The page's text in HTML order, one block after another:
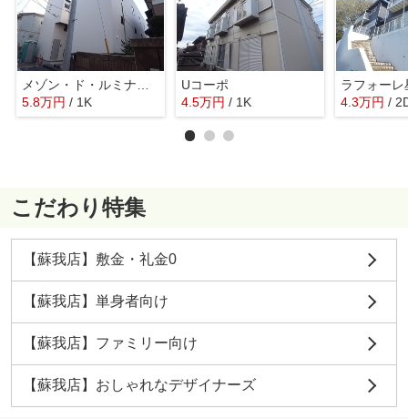
メゾン・ド・ルミナーレ
5.8万円 / 1K
Uコーポ
4.5万円 / 1K
ラフォーレ
4.3万円 /
こだわり特集
【蘇我店】敷金・礼金0
【蘇我店】単身者向け
【蘇我店】ファミリー向け
【蘇我店】おしゃれなデザイナーズ